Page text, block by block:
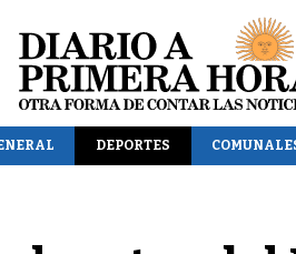
DEPORTES